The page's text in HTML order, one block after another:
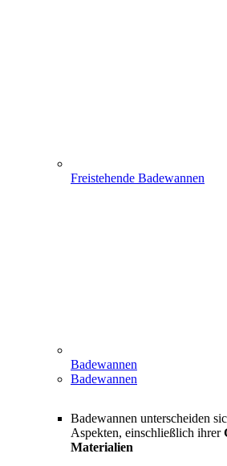
Freistehende Badewannen
Badewannen
Badewannen
Badewannen unterscheiden
Aspekten, einschließlich ihrer
Materialien